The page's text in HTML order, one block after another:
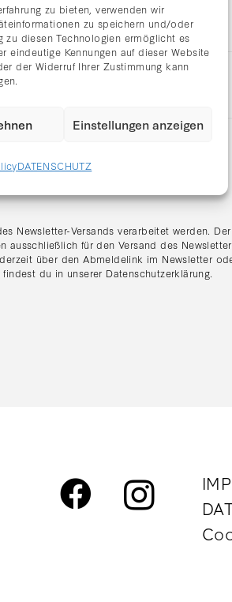
zu bieten, verwenden wir
zu speichern und/oder
zu diesen Technologien ermöglicht es
eindeutige Kennungen auf dieser Website
der Widerruf Ihrer Zustimmung kann
Einstellungen anzeigen
DATENSCHUTZ
Erhalt des Newsletters zu.
Newsletter-Versands verarbeitet werden.
ausschließlich für den Versand des
über den Abmeldelink im Newsletter
du in unserer Datenschutzerklärung.